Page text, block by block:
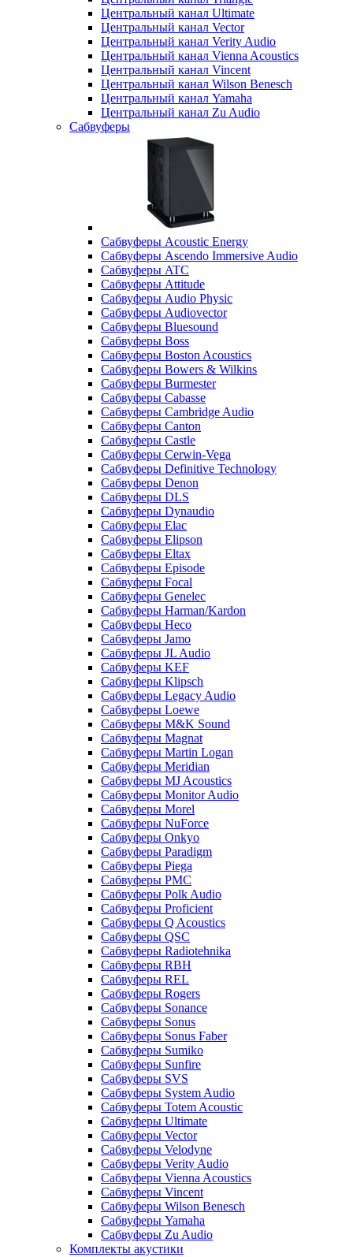
Центральный канал Ultimate
Центральный канал Vector
Центральный канал Verity Audio
Центральный канал Vienna Acoustics
Центральный канал Vincent
Центральный канал Wilson Benesch
Центральный канал Yamaha
Центральный канал Zu Audio
Сабвуферы
Сабвуферы Acoustic Energy
Сабвуферы Ascendo Immersive Audio
Сабвуферы ATC
Сабвуферы Attitude
Сабвуферы Audio Physic
Сабвуферы Audiovector
Сабвуферы Bluesound
Сабвуферы Boss
Сабвуферы Boston Acoustics
Сабвуферы Bowers & Wilkins
Сабвуферы Burmester
Сабвуферы Cabasse
Сабвуферы Cambridge Audio
Сабвуферы Canton
Сабвуферы Castle
Сабвуферы Cerwin-Vega
Сабвуферы Definitive Technology
Сабвуферы Denon
Сабвуферы DLS
Сабвуферы Dynaudio
Сабвуферы Elac
Сабвуферы Elipson
Сабвуферы Eltax
Сабвуферы Episode
Сабвуферы Focal
Сабвуферы Genelec
Сабвуферы Harman/Kardon
Сабвуферы Heco
Сабвуферы Jamo
Сабвуферы JL Audio
Сабвуферы KEF
Сабвуферы Klipsch
Сабвуферы Legacy Audio
Сабвуферы Loewe
Сабвуферы M&K Sound
Сабвуферы Magnat
Сабвуферы Martin Logan
Сабвуферы Meridian
Сабвуферы MJ Acoustics
Сабвуферы Monitor Audio
Сабвуферы Morel
Сабвуферы NuForce
Сабвуферы Onkyo
Сабвуферы Paradigm
Сабвуферы Piega
Сабвуферы PMC
Сабвуферы Polk Audio
Сабвуферы Proficient
Сабвуферы Q Acoustics
Сабвуферы QSC
Сабвуферы Radiotehnika
Сабвуферы RBH
Сабвуферы REL
Сабвуферы Rogers
Сабвуферы Sonance
Сабвуферы Sonus
Сабвуферы Sonus Faber
Сабвуферы Sumiko
Сабвуферы Sunfire
Сабвуферы SVS
Сабвуферы System Audio
Сабвуферы Totem Acoustic
Сабвуферы Ultimate
Сабвуферы Vector
Сабвуферы Velodyne
Сабвуферы Verity Audio
Сабвуферы Vienna Acoustics
Сабвуферы Vincent
Сабвуферы Wilson Benesch
Сабвуферы Yamaha
Сабвуферы Zu Audio
Комплекты акустики